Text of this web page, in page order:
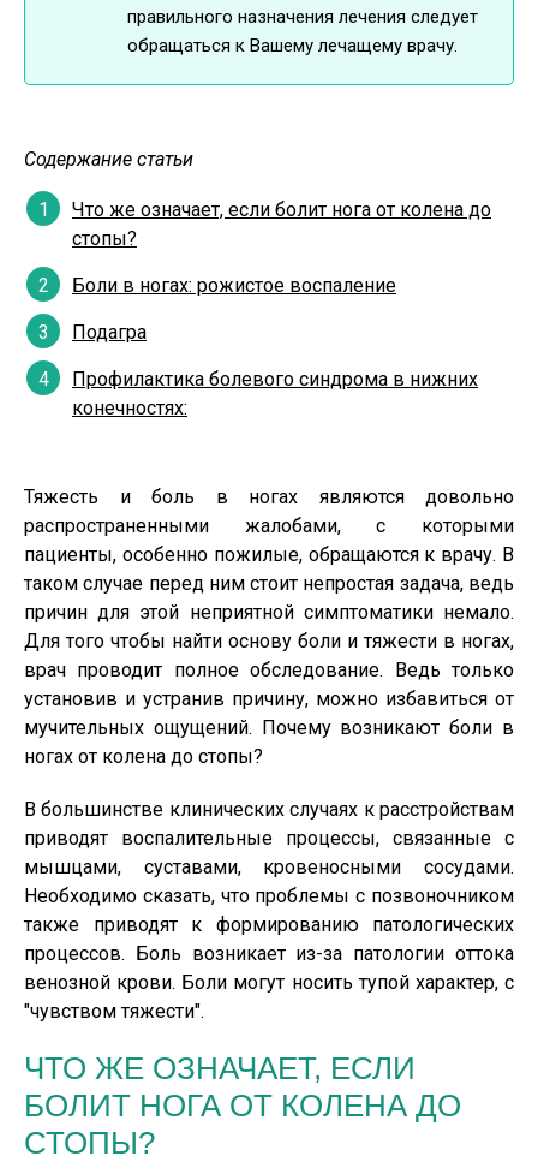
правильного назначения лечения следует
обращаться к Вашему лечащему врачу.
Содержание статьи
Что же означает, если болит нога от колена до
стопы?
Боли в ногах: рожистое воспаление
Подагра
Профилактика болевого синдрома в нижних
конечностях:
Тяжесть и боль в ногах являются довольно
распространенными жалобами, с которыми
пациенты, особенно пожилые, обращаются к врачу. В
таком случае перед ним стоит непростая задача, ведь
причин для этой неприятной симптоматики немало.
Для того чтобы найти основу боли и тяжести в ногах,
врач проводит полное обследование. Ведь только
установив и устранив причину, можно избавиться от
мучительных ощущений. Почему возникают боли в
ногах от колена до стопы?
В большинстве клинических случаях к расстройствам
приводят воспалительные процессы, связанные с
мышцами, суставами, кровеносными сосудами.
Необходимо сказать, что проблемы с позвоночником
также приводят к формированию патологических
процессов. Боль возникает из-за патологии оттока
венозной крови. Боли могут носить тупой характер, с
"чувством тяжести".
ЧТО ЖЕ ОЗНАЧАЕТ, ЕСЛИ
БОЛИТ НОГА ОТ КОЛЕНА ДО
СТОПЫ?